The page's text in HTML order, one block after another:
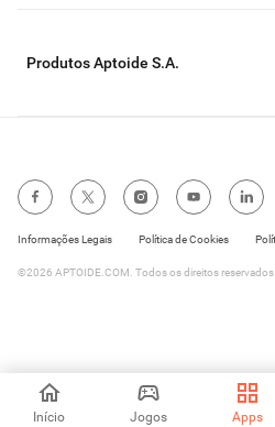
Início Jogos Apps
Produtos Aptoide S.A.
Informações Legais Política de Cookies
©2026 APTOIDE.COM. Todos os direitos reservados